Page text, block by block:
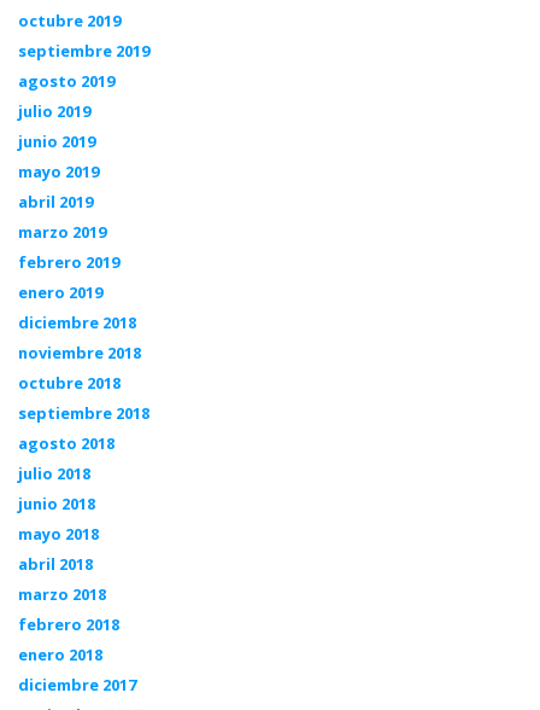
octubre 2019
septiembre 2019
agosto 2019
julio 2019
junio 2019
mayo 2019
abril 2019
marzo 2019
febrero 2019
enero 2019
diciembre 2018
noviembre 2018
octubre 2018
septiembre 2018
agosto 2018
julio 2018
junio 2018
mayo 2018
abril 2018
marzo 2018
febrero 2018
enero 2018
diciembre 2017